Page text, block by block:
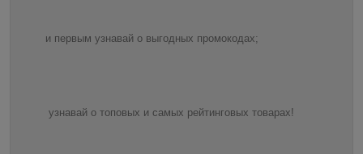
и первым узнавай о выгодных промокодах;
узнавай о топовых и самых рейтинговых товарах!